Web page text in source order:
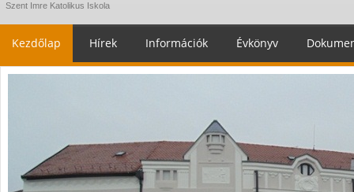
Szent Imre Katolikus Iskola
Kezdőlap Hírek Információk Évkönyv